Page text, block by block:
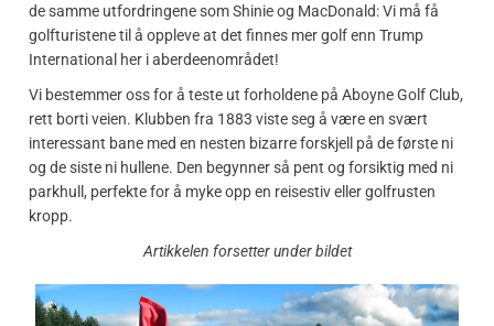
de samme utfordringene som Shinie og MacDonald: Vi må få
golfturistene til å oppleve at det finnes mer golf enn Trump
International her i aberdeenområdet!
Vi bestemmer oss for å teste ut forholdene på Aboyne Golf Club,
rett borti veien. Klubben fra 1883 viste seg å være en svært
interessant bane med en nesten bizarre forskjell på de første ni
og de siste ni hullene. Den begynner så pent og forsiktig med ni
parkhull, perfekte for å myke opp en reisestiv eller golfrusten
kropp.
Artikkelen forsetter under bildet